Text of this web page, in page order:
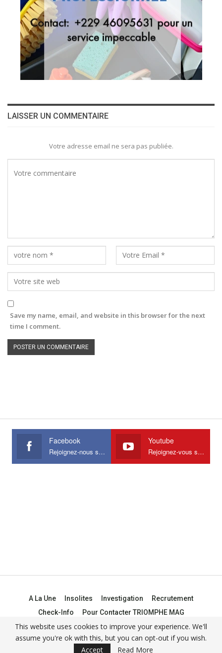
LAISSER UN COMMENTAIRE
Votre adresse email ne sera pas publiée.
Save my name, email, and website in this browser for the next
time I comment.
Facebook
Rejoignez-nous sur Facebook
Youtube
Rejoignez-vous sur Youtube
A La Une Insolites Investigation
Recrutement
Check-Info
Pour Contacter TRIOMPHE MAG
© 2021 -Triomphe Mag
This website uses cookies to improve your experience. We'll
assume you're ok with this, but you can opt-out if you wish.
Accept
Read More